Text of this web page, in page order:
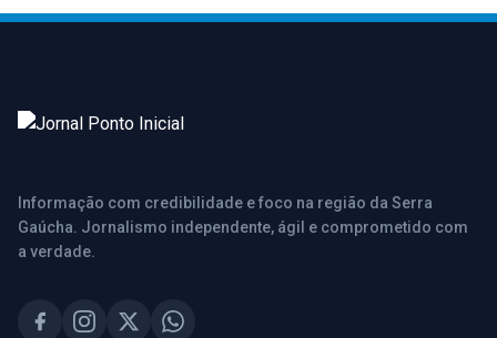
Informação com credibilidade e foco na região da Serra
Gaúcha. Jornalismo independente, ágil e comprometido com
a verdade.